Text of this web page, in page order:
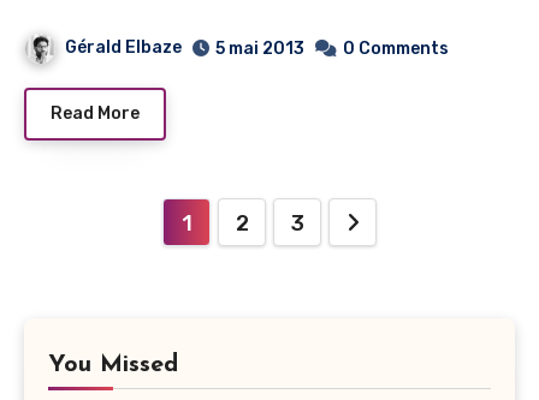
Gérald Elbaze 5 mai 2013 0 Comments
Read More
Navigation
1 2 3
You Missed